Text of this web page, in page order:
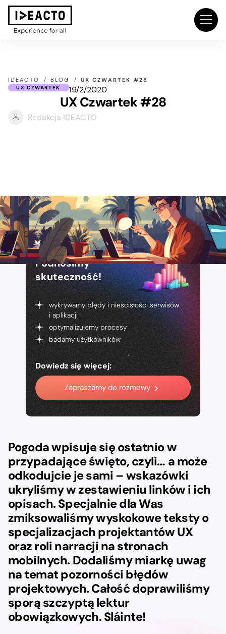
IDEACTO BLOG UX CZWARTEK #28
UX CZWARTEK 19/2/2020
UX Czwartek #28
Redakcja IDEACTO
Podnosimy
skuteczność!
wykrywamy błędy i nieścisłości serwisów
i aplikacji
optymalizujemy procesy
badamy użytkowników
Dowiedz się więcej:
Zapraszamy do rozmowy
Pogoda wpisuje się ostatnio w
przypadające święto, czyli… a może
odkodujcie je sami – wskazówki
ukryliśmy w zestawieniu linków i ich
opisach. Specjalnie dla Was
zmiksowaliśmy wyskokowe teksty o
specjalizacjach projektantów UX
oraz roli narracji na stronach
mobilnych. Dodaliśmy miarkę uwag
na temat pozorności błędów
projektowych. Całość doprawiliśmy
sporą szczyptą lektur
obowiązkowych. Sláinte!